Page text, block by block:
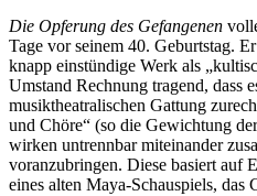
Die Opferung des Gefangenen
Tage vor seinem 40. Geburtstag.
knapp einstündige Werk als
Umstand Rechnung tragend, dass
musiktheatralischen Gattung
und Chöre“ (so die Gewichtung
wirken untrennbar miteinander
voranzubringen. Diese basiert auf
eines alten Maya-Schauspiels, das